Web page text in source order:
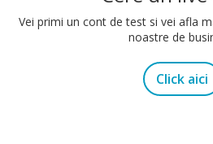
Vei primi un cont de test si vei afla
noastre de
Click aici